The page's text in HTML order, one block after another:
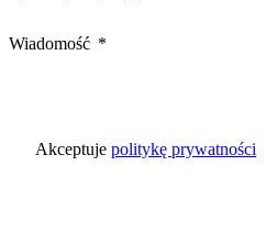
Wiadomość
Akceptuje politykę prywatności